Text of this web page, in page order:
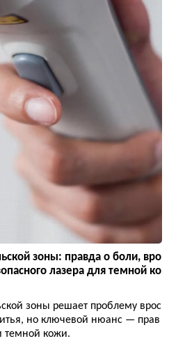
зоны: правда о боли, вро
лазера для темной ко
зоны решает проблему врос
но ключевой нюанс — прав
темной кожи.